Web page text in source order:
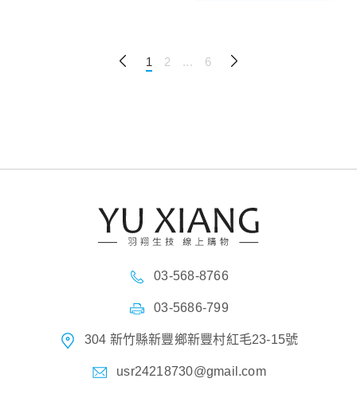
1 2 ... 6
03-568-8766
03-5686-799
304 新竹縣新豐鄉新豐村紅毛23-15號
usr24218730@gmail.com